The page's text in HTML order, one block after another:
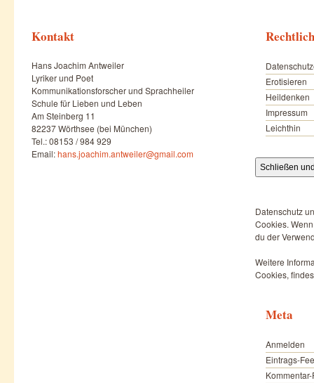
Kontakt
Hans Joachim Antweiler
Lyriker und Poet
Kommunikationsforscher und Sprachheiler
Schule für Lieben und Leben
Am Steinberg 11
82237 Wörthsee (bei München)
Tel.: 08153 / 984 929
Email:hans.joachim.antweiler@gmail.com
Erotisieren
Heildenken
Impressum
Leichthin
Datenschutz
Cookies.
du der
Weitere
Cookies,
Meta
Anmelden
Eintrags-